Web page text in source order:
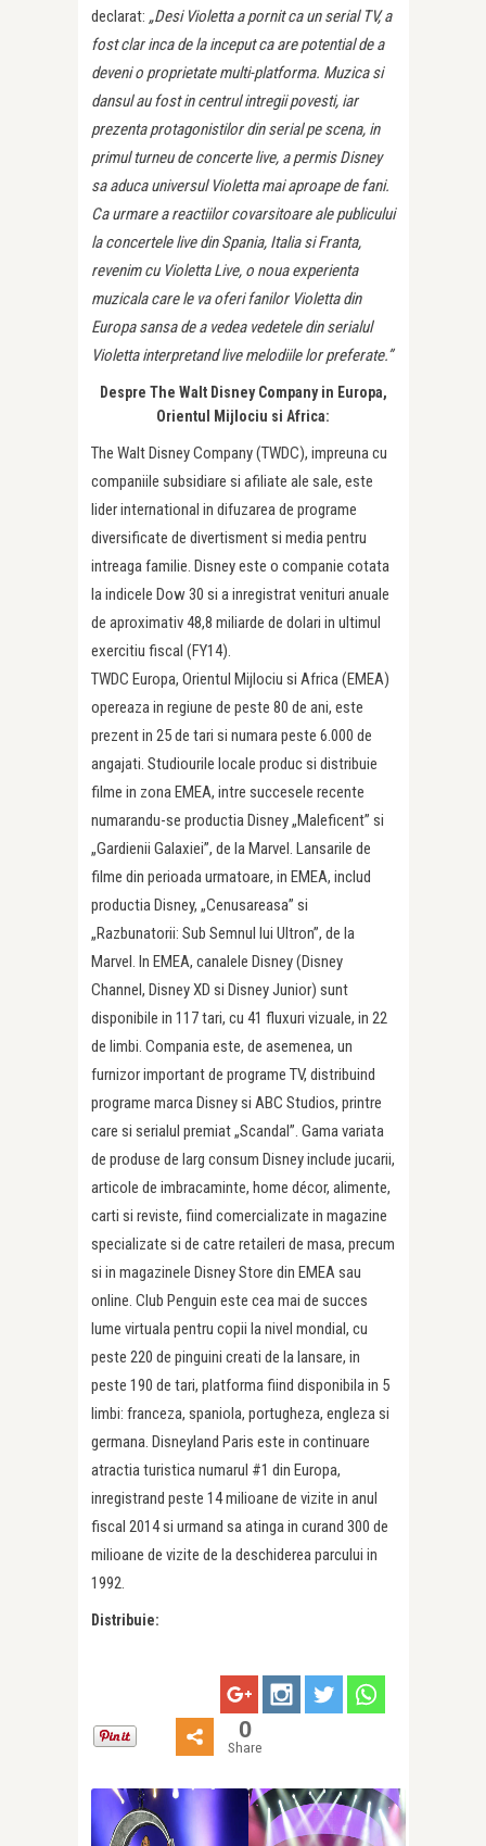
declarat: „Desi Violetta a pornit ca un serial TV, a
fost clar inca de la inceput ca are potential de a
deveni o proprietate multi-platforma. Muzica si
dansul au fost in centrul intregii povesti, iar
prezenta protagonistilor din serial pe scena, in
primul turneu de concerte live, a permis Disney
sa aduca universul Violetta mai aproape de fani.
Ca urmare a reactiilor covarsitoare ale publicului
la concertele live din Spania, Italia si Franta,
revenim cu Violetta Live, o noua experienta
muzicala care le va oferi fanilor Violetta din
Europa sansa de a vedea vedetele din serialul
Violetta interpretand live melodiile lor preferate.”
Despre The Walt Disney Company in Europa,
Orientul Mijlociu si Africa:
The Walt Disney Company (TWDC), impreuna cu
companiile subsidiare si afiliate ale sale, este
lider international in difuzarea de programe
diversificate de divertisment si media pentru
intreaga familie. Disney este o companie cotata
la indicele Dow 30 si a inregistrat venituri anuale
de aproximativ 48,8 miliarde de dolari in ultimul
exercitiu fiscal (FY14).
TWDC Europa, Orientul Mijlociu si Africa (EMEA)
opereaza in regiune de peste 80 de ani, este
prezent in 25 de tari si numara peste 6.000 de
angajati. Studiourile locale produc si distribuie
filme in zona EMEA, intre succesele recente
numarandu-se productia Disney „Maleficent” si
„Gardienii Galaxiei”, de la Marvel. Lansarile de
filme din perioada urmatoare, in EMEA, includ
productia Disney, „Cenusareasa” si
„Razbunatorii: Sub Semnul lui Ultron”, de la
Marvel. In EMEA, canalele Disney (Disney
Channel, Disney XD si Disney Junior) sunt
disponibile in 117 tari, cu 41 fluxuri vizuale, in 22
de limbi. Compania este, de asemenea, un
furnizor important de programe TV, distribuind
programe marca Disney si ABC Studios, printre
care si serialul premiat „Scandal”. Gama variata
de produse de larg consum Disney include jucarii,
articole de imbracaminte, home décor, alimente,
carti si reviste, fiind comercializate in magazine
specializate si de catre retaileri de masa, precum
si in magazinele Disney Store din EMEA sau
online. Club Penguin este cea mai de succes
lume virtuala pentru copii la nivel mondial, cu
peste 220 de pinguini creati de la lansare, in
peste 190 de tari, platforma fiind disponibila in 5
limbi: franceza, spaniola, portugheza, engleza si
germana. Disneyland Paris este in continuare
atractia turistica numarul #1 din Europa,
inregistrand peste 14 milioane de vizite in anul
fiscal 2014 si urmand sa atinga in curand 300 de
milioane de vizite de la deschiderea parcului in
1992.
Distribuie:
0
Share